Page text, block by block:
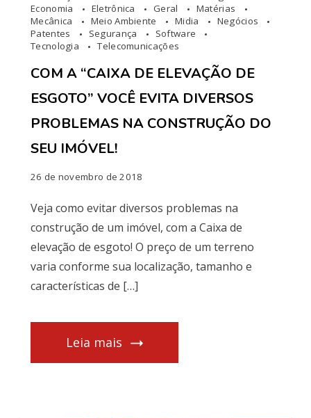
Economia
Eletrônica Geral
Matérias
Mecânica
Meio Ambiente Midia
Negócios
Patentes
Segurança
Software
Tecnologia
Telecomunicações
COM A “CAIXA DE ELEVAÇÃO DE
ESGOTO” VOCÊ EVITA DIVERSOS
PROBLEMAS NA CONSTRUÇÃO DO
SEU IMÓVEL!
26 de novembro de 2018
Veja como evitar diversos problemas na
construção de um imóvel, com a Caixa de
elevação de esgoto! O preço de um terreno
varia conforme sua localização, tamanho e
características de […]
Leia mais